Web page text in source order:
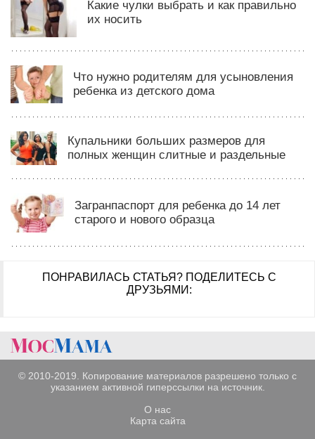
Какие чулки выбрать и как правильно
их носить
Что нужно родителям для усыновления
ребенка из детского дома
Купальники больших размеров для
полных женщин слитные и раздельные
Загранпаспорт для ребенка до 14 лет
старого и нового образца
ПОНРАВИЛАСЬ СТАТЬЯ? ПОДЕЛИТЕСЬ С
ДРУЗЬЯМИ:
© 2010-2019. Копирование материалов разрешено только с
указанием активной гиперссылки на источник.
О нас
Карта сайта